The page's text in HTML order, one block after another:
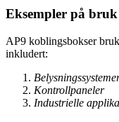
Eksempler på bruk
AP9 koblingsbokser
inkludert:
Kontrollpaneler
Industrielle